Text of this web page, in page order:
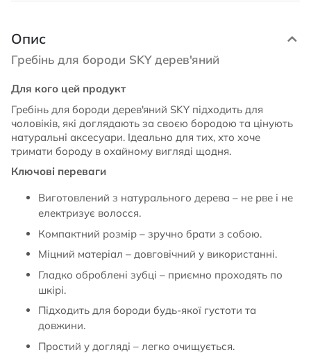
Опис
Гребінь для бороди SKY дерев'яний
Для кого цей продукт
Гребінь для бороди дерев'яний SKY підходить для
чоловіків, які доглядають за своєю бородою та цінують
натуральні аксесуари. Ідеально для тих, хто хоче
тримати бороду в охайному вигляді щодня.
Ключові переваги
Виготовлений з натурального дерева – не рве і не
електризує волосся.
Компактний розмір – зручно брати з собою.
Міцний матеріал – довговічний у використанні.
Гладко оброблені зубці – приємно проходять по
шкірі.
Підходить для бороди будь-якої густоти та
довжини.
Простий у догляді – легко очищується.